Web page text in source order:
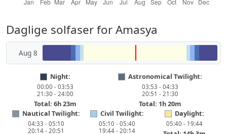
Daglige solfaser for Amasya
Aug 8
Night:
00:00 - 03:53
21:30 - 24:00
Total: 6h 23m
Astronomical Twilight:
03:53 - 04:33
20:51 - 21:30
Total: 1h 20m
Nautical Twilight:
04:33 - 05:10
20:14 - 20:51
Civil Twilight:
05:10 - 05:40
19:44 - 20:14
Daylight:
05:40 - 19:44